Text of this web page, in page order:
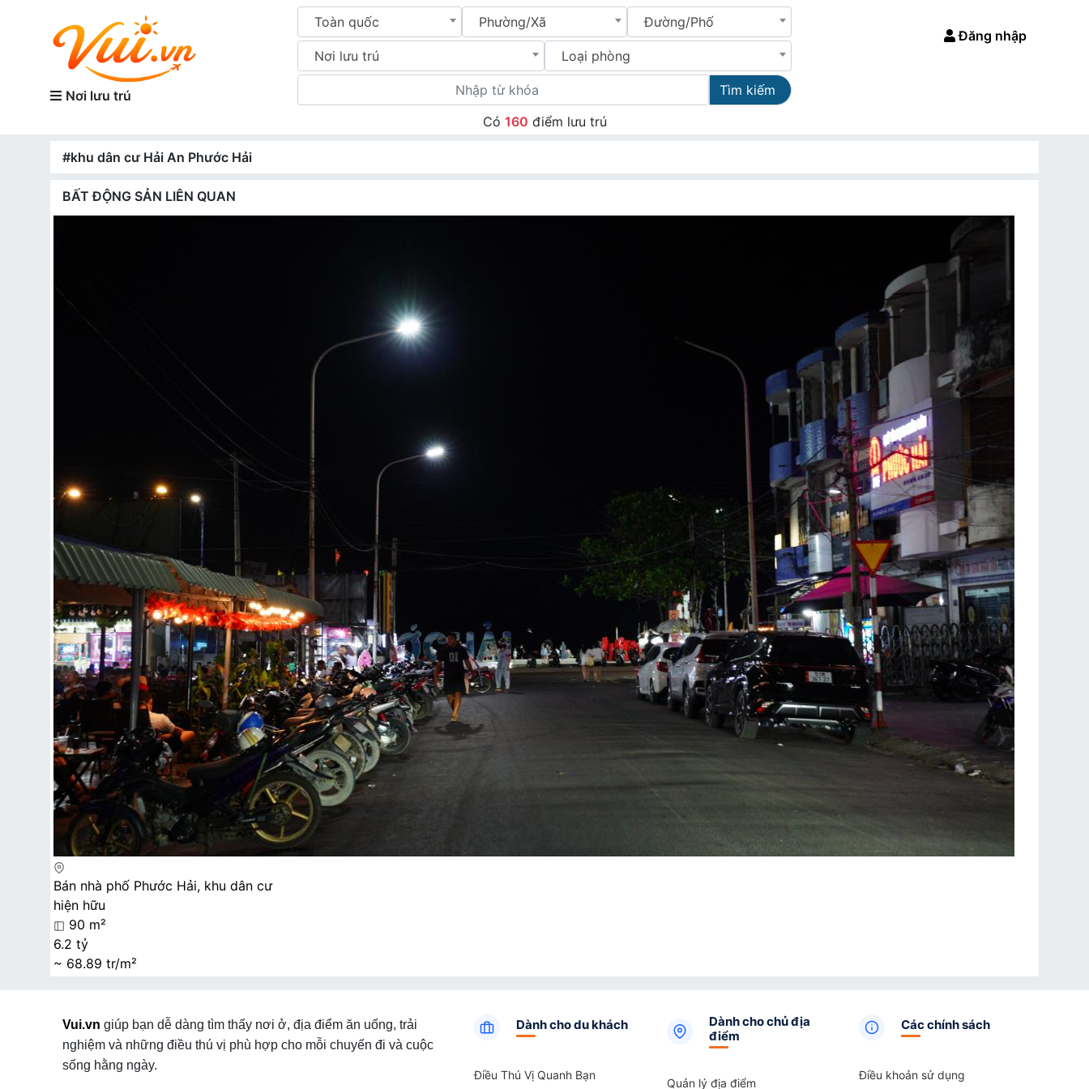
Nơi lưu trú
Toàn quốc Phường/Xã Đường/Phố
Nơi lưu trú Loại phòng
Tìm kiếm
Đăng nhập
Có 160 điểm lưu trú
#khu dân cư Hải An Phước Hải
BẤT ĐỘNG SẢN LIÊN QUAN
Bán nhà phố Phước Hải, khu dân cư
hiện hữu
90 m²
6.2 tỷ
~ 68.89 tr/m²
Vui.vn giúp bạn dễ dàng tìm thấy nơi ở, địa điểm ăn uống, trải
nghiệm và những điều thú vị phù hợp cho mỗi chuyến đi và cuộc
sống hằng ngày.
Dành cho du khách
Điều Thú Vị Quanh Bạn
Dành cho chủ địa
điểm
Quản lý địa điểm
Các chính sách
Điều khoản sử dụng